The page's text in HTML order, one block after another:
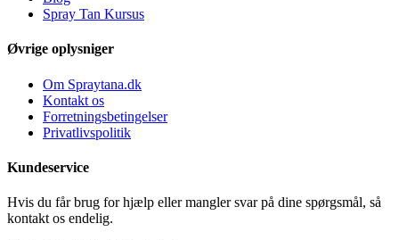
Spray Tan Kursus
Øvrige oplysniger
Om Spraytana.dk
Kontakt os
Forretningsbetingelser
Privatlivspolitik
Kundeservice
Hvis du får brug for hjælp eller mangler svar på dine spørgsmål, så
kontakt os endelig.